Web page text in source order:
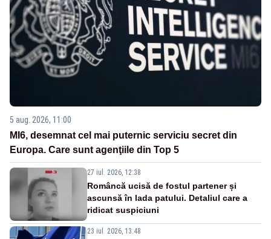
5 aug. 2026, 11:00
MI6, desemnat cel mai puternic serviciu secret din
Europa. Care sunt agenţiile din Top 5
27 iul. 2026, 12:38
Româncă ucisă de fostul partener și
ascunsă în lada patului. Detaliul care a
ridicat suspiciuni
23 iul. 2026, 13:48